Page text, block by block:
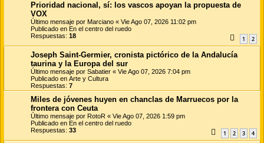
Prioridad nacional, sí: los vascos apoyan la propuesta de
VOX
Último mensaje por Marciano « Vie Ago 07, 2026 11:02 pm
Publicado en En el centro del ruedo
Respuestas: 18 1 2
Joseph Saint-Germier, cronista pictórico de la Andalucía
taurina y la Europa del sur
Último mensaje por Sabatier « Vie Ago 07, 2026 7:04 pm
Publicado en Arte y Cultura
Respuestas: 7
Miles de jóvenes huyen en chanclas de Marruecos por la
frontera con Ceuta
Último mensaje por RotoR « Vie Ago 07, 2026 1:59 pm
Publicado en En el centro del ruedo
Respuestas: 33 1 2 3 4